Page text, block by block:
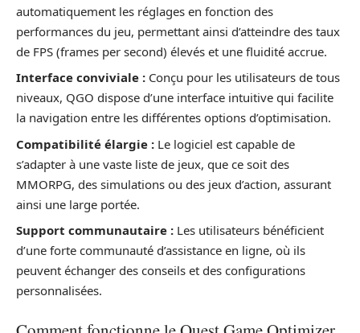
automatiquement les réglages en fonction des
performances du jeu, permettant ainsi d’atteindre des taux
de FPS (frames per second) élevés et une fluidité accrue.
Interface conviviale : Conçu pour les utilisateurs de tous
niveaux, QGO dispose d’une interface intuitive qui facilite
la navigation entre les différentes options d’optimisation.
Compatibilité élargie : Le logiciel est capable de
s’adapter à une vaste liste de jeux, que ce soit des
MMORPG, des simulations ou des jeux d’action, assurant
ainsi une large portée.
Support communautaire : Les utilisateurs bénéficient
d’une forte communauté d’assistance en ligne, où ils
peuvent échanger des conseils et des configurations
personnalisées.